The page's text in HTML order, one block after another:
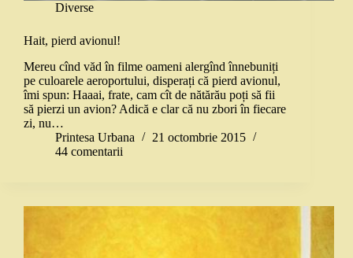
Diverse
Hait, pierd avionul!
Mereu cînd văd în filme oameni alergînd înnebuniți
pe culoarele aeroportului, disperați că pierd avionul,
îmi spun: Haaai, frate, cam cît de nătărău poți să fii
să pierzi un avion? Adică e clar că nu zbori în fiecare
zi, nu…
Printesa Urbana
21 octombrie 2015
44 comentarii